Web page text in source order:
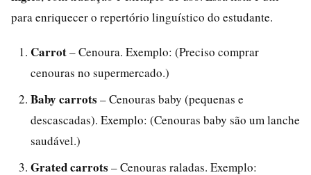
para enriquecer o repertório linguístico do estudante.
Carrot– Cenoura. Exemplo: (Preciso comprar
cenouras no supermercado.)
Baby carrots – Cenouras baby (pequenas e
descascadas). Exemplo: (Cenouras baby são um lanche
saudável.)
Grated carrots – Cenouras raladas. Exemplo: